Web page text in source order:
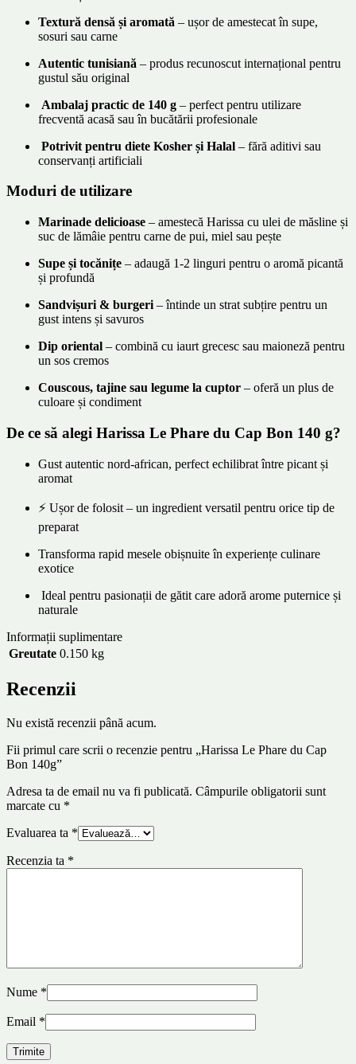
Textură densă și aromată – ușor de amestecat în supe,
sosuri sau carne
Autentic tunisiană – produs recunoscut internațional pentru
gustul său original
Ambalaj practic de 140 g – perfect pentru utilizare
frecventă acasă sau în bucătării profesionale
Potrivit pentru diete Kosher și Halal – fără aditivi sau
conservanți artificiali
Moduri de utilizare
Marinade delicioase – amestecă Harissa cu ulei de măsline și
suc de lămâie pentru carne de pui, miel sau pește
Supe și tocănițe – adaugă 1-2 linguri pentru o aromă picantă
și profundă
Sandvișuri & burgeri – întinde un strat subțire pentru un
gust intens și savuros
Dip oriental – combină cu iaurt grecesc sau maioneză pentru
un sos cremos
Couscous, tajine sau legume la cuptor – oferă un plus de
culoare și condiment
De ce să alegi Harissa Le Phare du Cap Bon 140 g?
Gust autentic nord-african, perfect echilibrat între picant și
aromat
⚡ Ușor de folosit – un ingredient versatil pentru orice tip de
preparat
Transforma rapid mesele obișnuite în experiențe culinare
exotice
‍ Ideal pentru pasionații de gătit care adoră arome puternice și
naturale
Informații suplimentare
Greutate 0.150 kg
Recenzii
Nu există recenzii până acum.
Fii primul care scrii o recenzie pentru „Harissa Le Phare du Cap
Bon 140g”
Adresa ta de email nu va fi publicată. Câmpurile obligatorii sunt
marcate cu *
Evaluarea ta *
Recenzia ta *
Nume *
Email *